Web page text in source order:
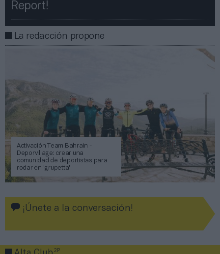
Report!​​
La redacción propone
Activación Team Bahrain -
Deporvillage: crear una
comunidad de deportistas para
rodar en 'grupetta'
¡Únete a la conversación!
2P